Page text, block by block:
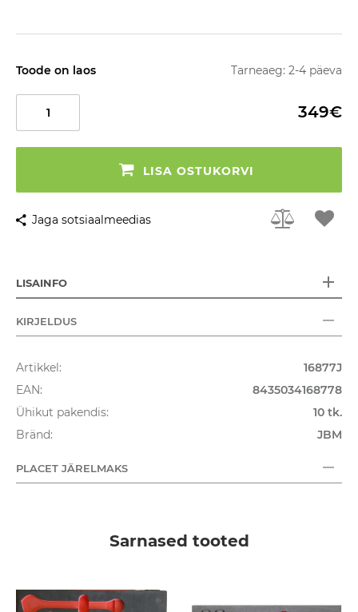
Toode on laos Tarneaeg: 2-4 päeva
349€
LISA OSTUKORVI
Jaga sotsiaalmeedias
LISAINFO
KIRJELDUS
Artikkel:
16877J
EAN:
8435034168778
Ühikut pakendis:
10 tk.
Bränd:
JBM
PLACET JÄRELMAKS
Sarnased tooted